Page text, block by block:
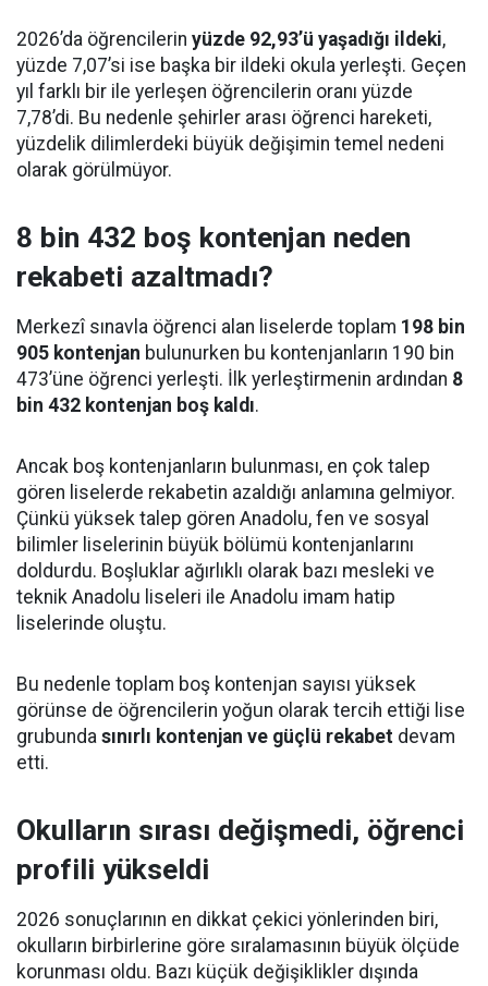
2026’da öğrencilerin yüzde 92,93’ü yaşadığı ildeki,
yüzde 7,07’si ise başka bir ildeki okula yerleşti. Geçen
yıl farklı bir ile yerleşen öğrencilerin oranı yüzde
7,78’di. Bu nedenle şehirler arası öğrenci hareketi,
yüzdelik dilimlerdeki büyük değişimin temel nedeni
olarak görülmüyor.
8 bin 432 boş kontenjan neden
rekabeti azaltmadı?
Merkezî sınavla öğrenci alan liselerde toplam 198 bin
905 kontenjan bulunurken bu kontenjanların 190 bin
473’üne öğrenci yerleşti. İlk yerleştirmenin ardından 8
bin 432 kontenjan boş kaldı.
Ancak boş kontenjanların bulunması, en çok talep
gören liselerde rekabetin azaldığı anlamına gelmiyor.
Çünkü yüksek talep gören Anadolu, fen ve sosyal
bilimler liselerinin büyük bölümü kontenjanlarını
doldurdu. Boşluklar ağırlıklı olarak bazı mesleki ve
teknik Anadolu liseleri ile Anadolu imam hatip
liselerinde oluştu.
Bu nedenle toplam boş kontenjan sayısı yüksek
görünse de öğrencilerin yoğun olarak tercih ettiği lise
grubunda sınırlı kontenjan ve güçlü rekabet devam
etti.
Okulların sırası değişmedi, öğrenci
profili yükseldi
2026 sonuçlarının en dikkat çekici yönlerinden biri,
okulların birbirlerine göre sıralamasının büyük ölçüde
korunması oldu. Bazı küçük değişiklikler dışında